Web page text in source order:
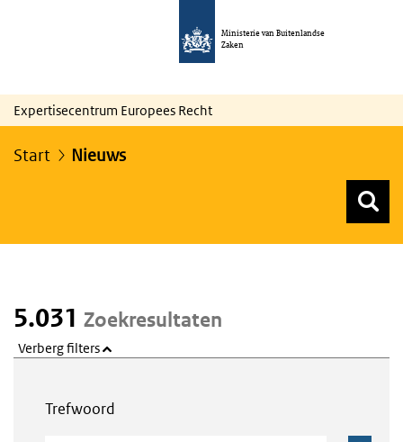
Ministerie van Buitenlandse
Zaken
Expertisecentrum Europees Recht
Start Nieuws
5.031 Zoekresultaten
Verberg filters
Trefwoord